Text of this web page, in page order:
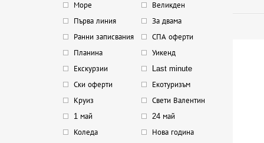
Море
Великден
Първа линия
За двама
Ранни записвания
СПА оферти
Планина
Уикенд
Екскурзии
Last minute
Ски оферти
Екотуризъм
Круиз
Свети Валентин
1 май
24 май
Коледа
Нова година